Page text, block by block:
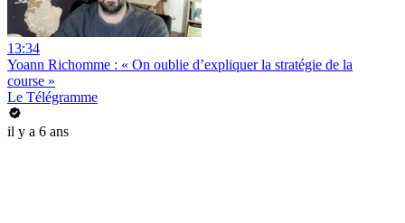
13:34
Yoann Richomme : « On oublie d’expliquer la stratégie de la
course »
Le Télégramme
il y a 6 ans